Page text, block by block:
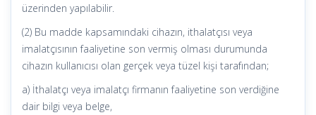
üzerinden yapılabilir.
(2) Bu madde kapsamındaki cihazın, ithalatçısı veya
imalatçısının faaliyetine son vermiş olması durumunda
cihazın kullanıcısı olan gerçek veya tüzel kişi tarafından;
a) İthalatçı veya imalatçı firmanın faaliyetine son verdiğine
dair bilgi veya belge,